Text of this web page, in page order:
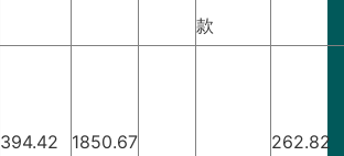
款
394.42 1850.67 262.82